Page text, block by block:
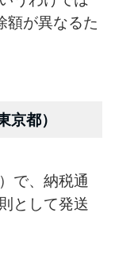
額が異なるた
都）
で、納税通
則として発送